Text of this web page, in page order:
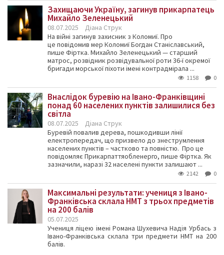
Захищаючи Україну, загинув прикарпатець
Михайло Зеленецький
08.07.2025
Діана Струк
На війні загинув захисник з Коломиї. Про
це повідомив мер Коломиї Богдан Станіславський,
пише Фіртка. Михайло Зеленецький — старший
матрос, розвідник розвідувальної роти 36-ї окремої
бригади морської піхоти імені контрадмірала ...
1158 0
Внаслідок буревію на Івано-Франківщині
понад 60 населених пунктів залишилися без
світла
08.07.2025
Діана Струк
Буревій повалив дерева, пошкодивши лінії
електропередач, що призвело до знеструмлення
населених пунктів – частково та повністю. Про це
повідомляє Прикарпаттяобленерго, пише Фіртка. Як
зазначили, наразі 32 населені пункти залишают ...
2142 0
Максимальні результати: учениця з Івано-
Франківська склала НМТ з трьох предметів
на 200 балів
05.07.2025
Учениця ліцею імені Романа Шухевича Надія Урбась з
Івано-Франківська склала три предмети НМТ на 200
балів.